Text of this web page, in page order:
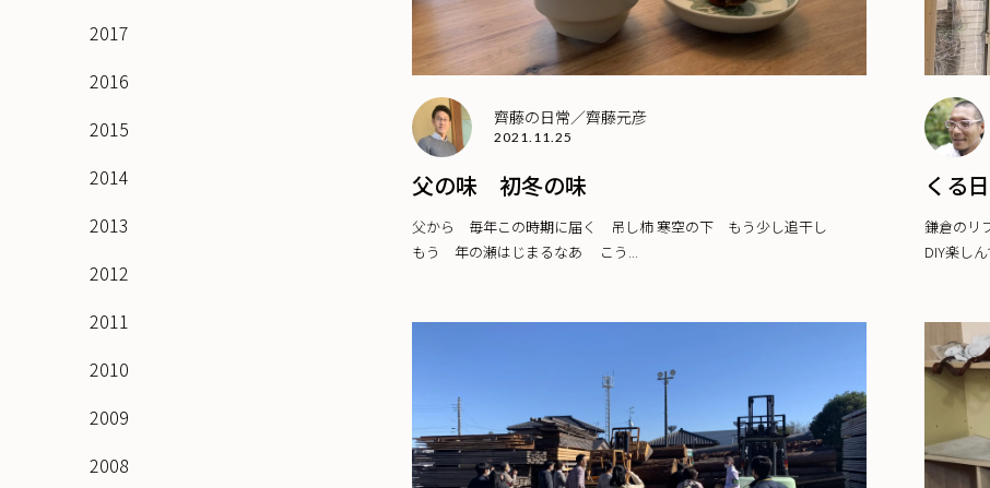
齊藤の日常／齊藤元彦
2021.11.25
父の味 初冬の味
父から 毎年この時期に届く 吊し柿 寒空の下 もう少し追干し
もう 年の瀬はじまるなあ こう...
くる
鎌倉のリ
DIY楽し
2017
2016
2015
2014
2013
2012
2011
2010
2009
2008